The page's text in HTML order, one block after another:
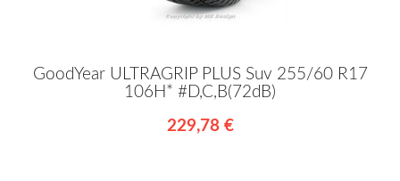
GoodYear ULTRAGRIP PLUS Suv 255/60 R17
106H* #D,C,B(72dB)
229,78 €